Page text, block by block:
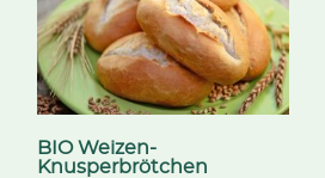
BIO Weizen-
Knusperbrötchen